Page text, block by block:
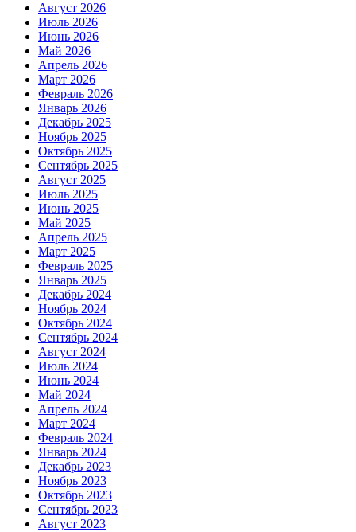
Август 2026
Июль 2026
Июнь 2026
Май 2026
Апрель 2026
Март 2026
Февраль 2026
Январь 2026
Декабрь 2025
Ноябрь 2025
Октябрь 2025
Сентябрь 2025
Август 2025
Июль 2025
Июнь 2025
Май 2025
Апрель 2025
Март 2025
Февраль 2025
Январь 2025
Декабрь 2024
Ноябрь 2024
Октябрь 2024
Сентябрь 2024
Август 2024
Июль 2024
Июнь 2024
Май 2024
Апрель 2024
Март 2024
Февраль 2024
Январь 2024
Декабрь 2023
Ноябрь 2023
Октябрь 2023
Сентябрь 2023
Август 2023